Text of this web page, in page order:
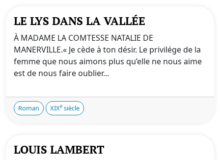
LE LYS DANS LA VALLÉE
À MADAME LA COMTESSE NATALIE DE
MANERVILLE.« Je cède à ton désir. Le privilége de la
femme que nous aimons plus qu’elle ne nous aime
est de nous faire oublier...
Roman XIXe siècle
LOUIS LAMBERT